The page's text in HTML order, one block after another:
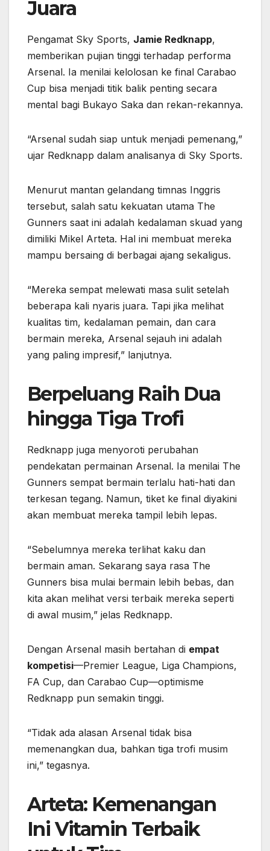
Juara
Pengamat Sky Sports, Jamie Redknapp,
memberikan pujian tinggi terhadap performa
Arsenal. Ia menilai kelolosan ke final Carabao
Cup bisa menjadi titik balik penting secara
mental bagi Bukayo Saka dan rekan-rekannya.
“Arsenal sudah siap untuk menjadi pemenang,”
ujar Redknapp dalam analisanya di Sky Sports.
Menurut mantan gelandang timnas Inggris
tersebut, salah satu kekuatan utama The
Gunners saat ini adalah kedalaman skuad yang
dimiliki Mikel Arteta. Hal ini membuat mereka
mampu bersaing di berbagai ajang sekaligus.
“Mereka sempat melewati masa sulit setelah
beberapa kali nyaris juara. Tapi jika melihat
kualitas tim, kedalaman pemain, dan cara
bermain mereka, Arsenal sejauh ini adalah
yang paling impresif,” lanjutnya.
Berpeluang Raih Dua
hingga Tiga Trofi
Redknapp juga menyoroti perubahan
pendekatan permainan Arsenal. Ia menilai The
Gunners sempat bermain terlalu hati-hati dan
terkesan tegang. Namun, tiket ke final diyakini
akan membuat mereka tampil lebih lepas.
“Sebelumnya mereka terlihat kaku dan
bermain aman. Sekarang saya rasa The
Gunners bisa mulai bermain lebih bebas, dan
kita akan melihat versi terbaik mereka seperti
di awal musim,” jelas Redknapp.
Dengan Arsenal masih bertahan di empat
kompetisi—Premier League, Liga Champions,
FA Cup, dan Carabao Cup—optimisme
Redknapp pun semakin tinggi.
“Tidak ada alasan Arsenal tidak bisa
memenangkan dua, bahkan tiga trofi musim
ini,” tegasnya.
Arteta: Kemenangan
Ini Vitamin Terbaik